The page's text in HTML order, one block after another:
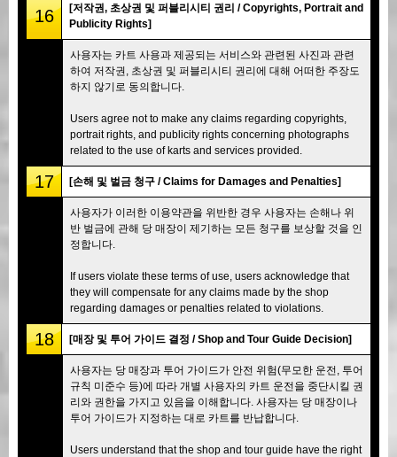
16
[저작권, 초상권 및 퍼블리시티 권리 / Copyrights, Portrait and
Publicity Rights]
사용자는 카트 사용과 제공되는 서비스와 관련된 사진과 관련
하여 저작권, 초상권 및 퍼블리시티 권리에 대해 어떠한 주장도
하지 않기로 동의합니다.
Users agree not to make any claims regarding copyrights,
portrait rights, and publicity rights concerning photographs
related to the use of karts and services provided.
17 [손해 및 벌금 청구 / Claims for Damages and Penalties]
사용자가 이러한 이용약관을 위반한 경우 사용자는 손해나 위
반 벌금에 관해 당 매장이 제기하는 모든 청구를 보상할 것을 인
정합니다.
If users violate these terms of use, users acknowledge that
they will compensate for any claims made by the shop
regarding damages or penalties related to violations.
18 [매장 및 투어 가이드 결정 / Shop and Tour Guide Decision]
사용자는 당 매장과 투어 가이드가 안전 위험(무모한 운전, 투어
규칙 미준수 등)에 따라 개별 사용자의 카트 운전을 중단시킬 권
리와 권한을 가지고 있음을 이해합니다. 사용자는 당 매장이나
투어 가이드가 지정하는 대로 카트를 반납합니다.
Users understand that the shop and tour guide have the right